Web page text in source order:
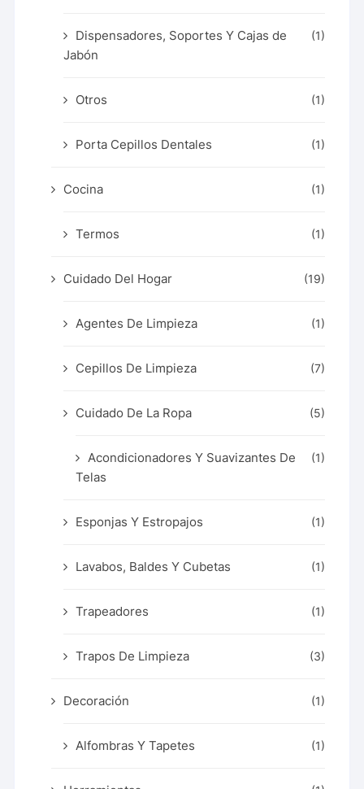
Dispensadores, Soportes Y Cajas de
Jabón
(1)
Otros (1)
Porta Cepillos Dentales (1)
Cocina (1)
Termos (1)
Cuidado Del Hogar (19)
Agentes De Limpieza (1)
Cepillos De Limpieza (7)
Cuidado De La Ropa (5)
Acondicionadores Y Suavizantes De
Telas
(1)
Esponjas Y Estropajos (1)
Lavabos, Baldes Y Cubetas (1)
Trapeadores (1)
Trapos De Limpieza (3)
Decoración (1)
Alfombras Y Tapetes (1)